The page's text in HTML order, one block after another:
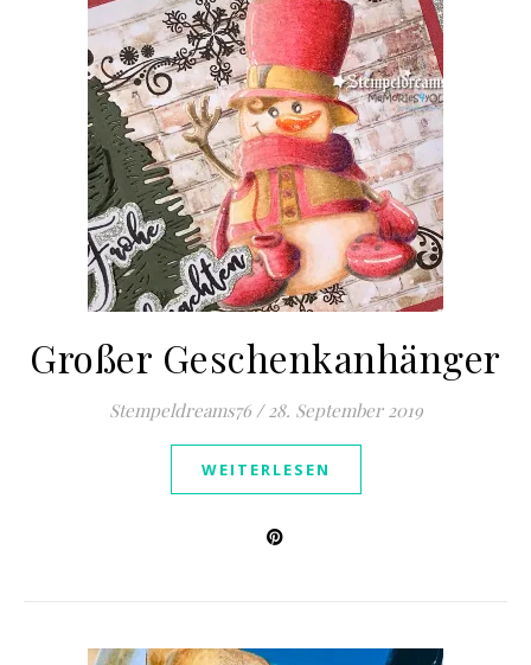
Großer Geschenkanhänger
Stempeldreams76 / 28. September 2019
WEITERLESEN